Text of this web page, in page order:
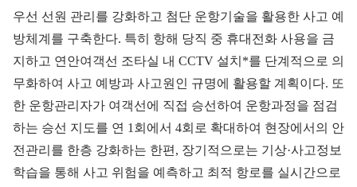
우선 선원 관리를 강화하고 첨단 운항기술을 활용한 사고 예
방체계를 구축한다. 특히 항해 당직 중 휴대전화 사용을 금
지하고 연안여객선 조타실 내 CCTV 설치*를 단계적으로 의
무화하여 사고 예방과 사고원인 규명에 활용할 계획이다. 또
한 운항관리자가 여객선에 직접 승선하여 운항과정을 점검
하는 승선 지도를 연 1회에서 4회로 확대하여 현장에서의 안
전관리를 한층 강화하는 한편, 장기적으로는 기상·사고정보
학습을 통해 사고 위험을 예측하고 최적 항로를 실시간으로